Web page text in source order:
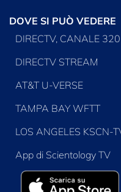
DOVE SI PUÒ VEDERE
DIRECTV, CANALE 320
DIRECTV STREAM
AT&T U-VERSE
TAMPA BAY WFTT
LOS ANGELES KSCN-
App di Scientology TV